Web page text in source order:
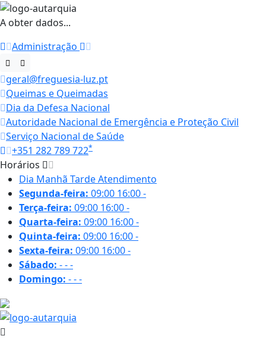
A obter dados...
Administração
geral@freguesia-luz.pt
Queimas e Queimadas
Dia da Defesa Nacional
Autoridade Nacional de Emergência e Proteção Civil
Serviço Nacional de Saúde
+351 282 789 722*
Horários
Dia Manhã TardeAtendimento
Segunda-feira: 09:00 16:00-
Terça-feira: 09:00 16:00-
Quarta-feira: 09:00 16:00-
Quinta-feira: 09:00 16:00-
Sexta-feira: 09:00 16:00-
Sábado: ---
Domingo: ---